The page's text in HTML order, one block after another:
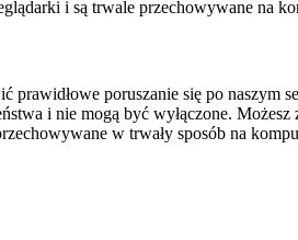
i są trwale przechowywane na
prawidłowe poruszanie się po
i nie mogą być wyłączone.
w trwały sposób na